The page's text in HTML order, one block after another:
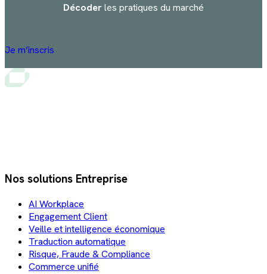
Décoderles pratiques du marché
Je m’inscris
Nos solutions Entreprise
AI Workplace
Engagement Client
Veille et intelligence économique
Traduction automatique
Risque, Fraude & Compliance
Commerce unifié